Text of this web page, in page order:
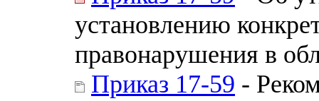
установлению
правонарушения в
Приказ 17-59 -